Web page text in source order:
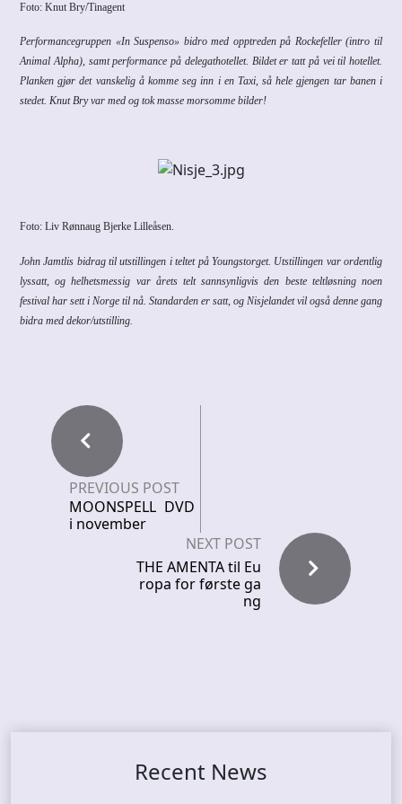
Foto: Knut Bry/Tinagent
Performancegruppen «In Suspenso» bidro med opptreden på Rockefeller (intro til
Animal Alpha), samt performance på delegathotellet. Bildet er tatt på vei til hotellet.
Planken gjør det vanskelig å komme seg inn i en Taxi, så hele gjengen tar banen i
stedet. Knut Bry var med og tok masse morsomme bilder!
Foto: Liv Rønnaug Bjerke Lilleåsen.
John Jamtlis bidrag til utstillingen i teltet på Youngstorget. Utstillingen var ordentlig
lyssatt, og helhetsmessig var årets telt sannsynligvis den beste teltløsning noen
festival har sett i Norge til nå. Standarden er satt, og Nisjelandet vil også denne gang
bidra med dekor/utstilling.
PREVIOUS POST
MOONSPELL DVD
i november
NEXT POST
THE AMENTA til Eu
ropa for første ga
ng
Recent News